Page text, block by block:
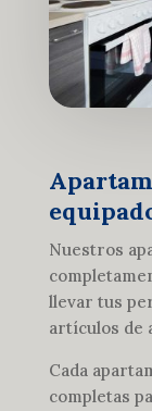
Nuestros
llevar tus
artículos de
Cada
completas